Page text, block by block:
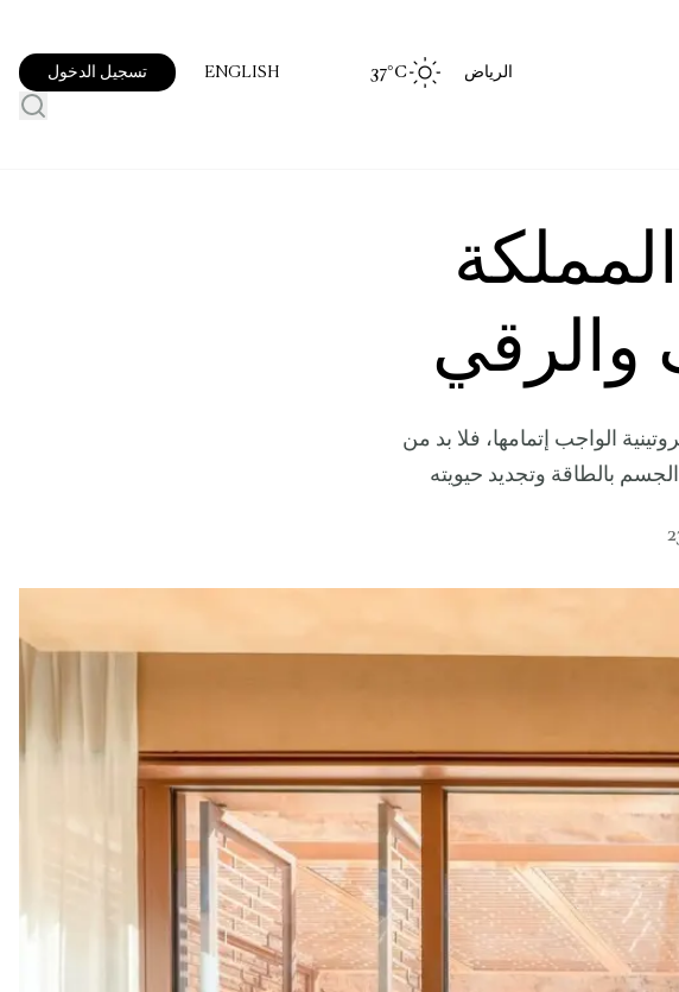
الرياض 37 °C
ENGLISH تسجيل الدخول
والرقي
الواجب إتمامها، فلا بد من
بالطاقة وتجديد حيويته